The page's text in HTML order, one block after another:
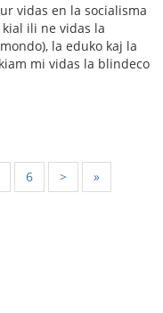
vidas en la socialisma
ili ne vidas la
la eduko kaj la
mi vidas la blindeco
6 > »